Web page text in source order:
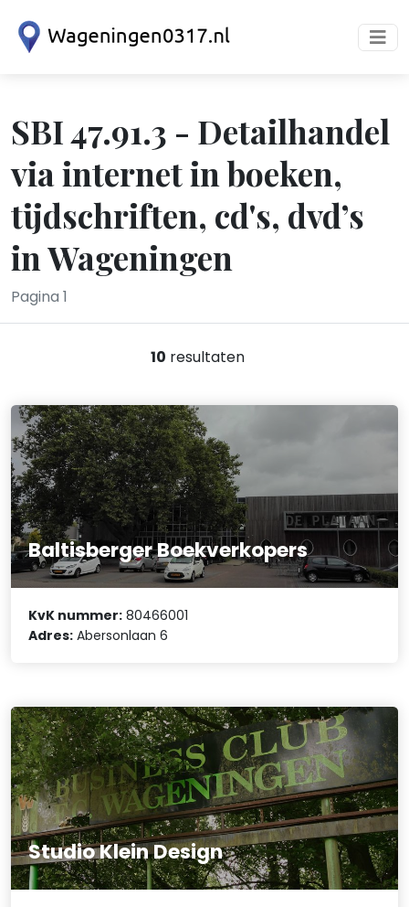
SBI 47.91.3 - Detailhandel
via internet in boeken,
tijdschriften, cd's, dvd’s
in Wageningen
Pagina 1
10 resultaten
Baltisberger Boekverkopers
KvK nummer: 80466001
Adres: Abersonlaan 6
Studio Klein Design